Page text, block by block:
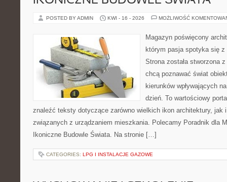
POSTED BY ADMIN KWI - 16 - 2026 MOŻLIWOŚĆ
Magazyn poświęcony
którym pasja spotyka się
Strona została stworzona
chcą poznawać świat
kierunków wpływających
dzień. To wartościowy
znaleźć teksty dotyczące zarówno wielkich ikon architektury, jak
związanych z urządzaniem mieszkania. Polecamy Poradnik dla
Ikoniczne Budowle Świata. Na stronie […]
CATEGORIES: LPG I INSTALACJE GAZOWE